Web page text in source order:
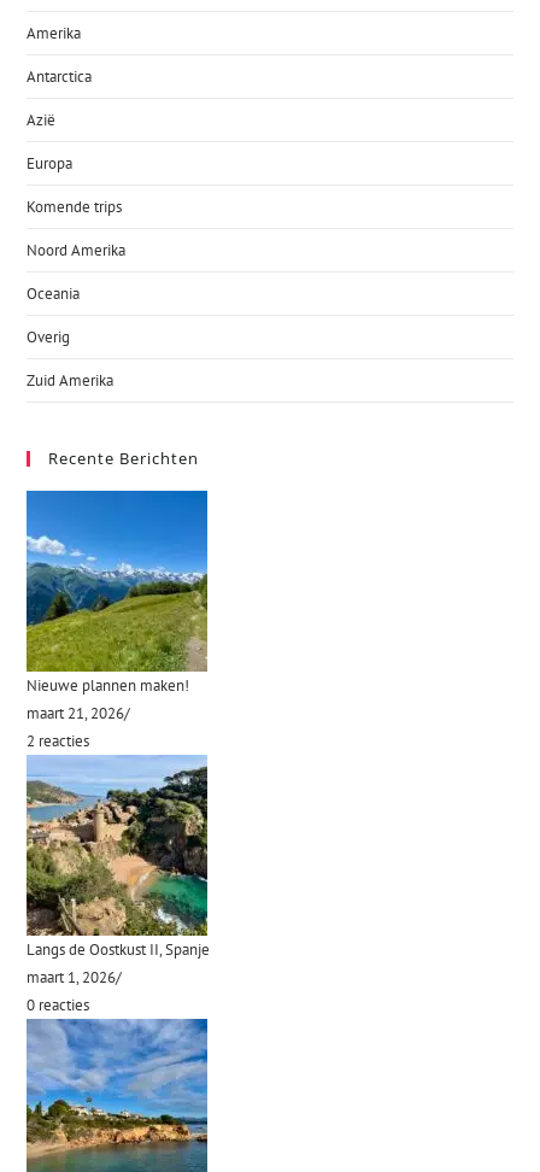
Amerika
Antarctica
Azië
Europa
Komende trips
Noord Amerika
Oceania
Overig
Zuid Amerika
Recente Berichten
Nieuwe plannen maken!
maart 21, 2026/
2 reacties
Langs de Oostkust II, Spanje
maart 1, 2026/
0 reacties